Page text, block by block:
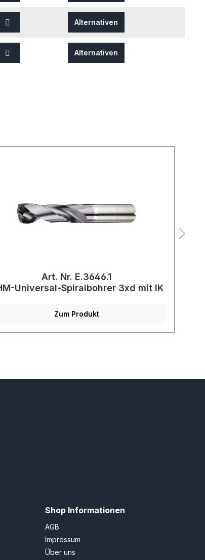
Alternativen
Alternativen
Art. Nr. E.3646.1
Universal-Spiralbohrer 3xd mit IK
Zum Produkt
Shop Informationen
AGB
Impressum
Über uns